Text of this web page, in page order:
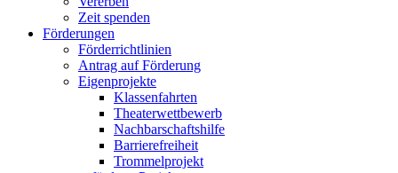
Zeit spenden
Förderungen
Förderrichtlinien
Antrag auf Förderung
Eigenprojekte
Klassenfahrten
Theaterwettbewerb
Nachbarschaftshilfe
Barrierefreiheit
Trommelprojekt